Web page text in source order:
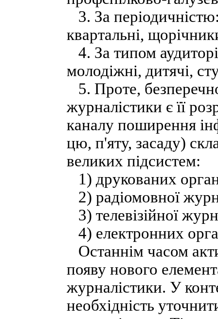
3. За
квартальні,
4. За типом
молодіжні, дитячі,
5. Проте,
журналістики є її
каналу поширення
цю, п'яту, засаду)
великих підсистем:
1) друкованих
2) радіомовної
3) телевізійної
4) електронних
Останнім часом
появу нового
журналістики. У
необхідність